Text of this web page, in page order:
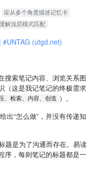
应从多个角度描述记忆卡
解浅层模式匹配
#UNTAG (utgd.net)
搜索笔记内容、浏览关系图
（这是我记笔记的终极需求
、检索、内容、创造 ）。
出“怎么做”，并没有传递知
题是为了沟通而存在。易读
序，每则笔记的标题都是一